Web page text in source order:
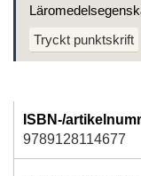
Tryckt punktskrift
ISBN-/
9789128114677